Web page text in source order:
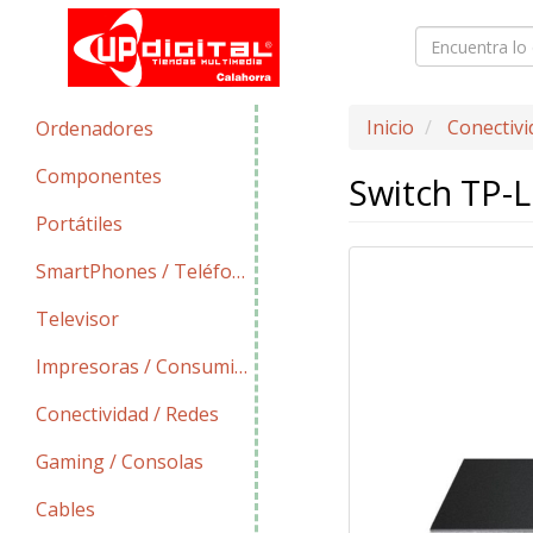
Ordenadores
Componentes
Portátiles
SmartPhones / Teléfonos
Televisor
Impresoras / Consumibles
Conectividad / Redes
Gaming / Consolas
Cables
Inicio
Switch TP-